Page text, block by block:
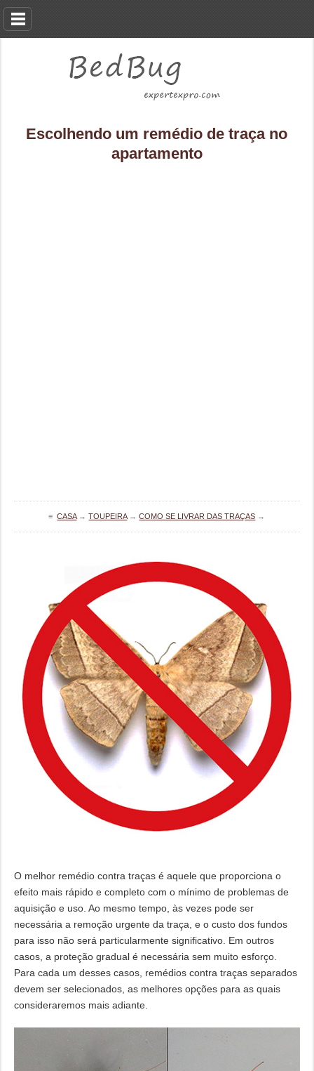
Escolhendo um remédio de traça no
apartamento
≡CASA→TOUPEIRA→COMO SE LIVRAR DAS TRAÇAS →
O melhor remédio contra traças é aquele que proporciona o
efeito mais rápido e completo com o mínimo de problemas de
aquisição e uso. Ao mesmo tempo, às vezes pode ser
necessária a remoção urgente da traça, e o custo dos fundos
para isso não será particularmente significativo. Em outros
casos, a proteção gradual é necessária sem muito esforço.
Para cada um desses casos, remédios contra traças separados
devem ser selecionados, as melhores opções para as quais
consideraremos mais adiante.